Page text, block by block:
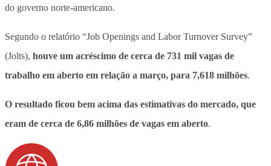
do governo norte-americano.
Segundo o relatório “Job Openings and Labor Turnover Survey”
(Jolts), houve um acréscimo de cerca de 731 mil vagas de
trabalho em aberto em relação a março, para 7,618 milhões.
O resultado ficou bem acima das estimativas do mercado, que
eram de cerca de 6,86 milhões de vagas em aberto.